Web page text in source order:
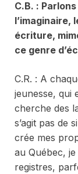
C.B. :
l’imaginaire,
écriture,
ce genre
C.R. : A
jeunesse, qui
cherche des
s’agit pas de
crée mes
au Québec,
registres,